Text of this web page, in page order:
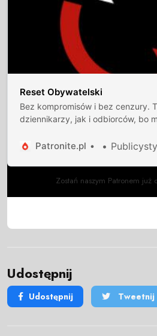
Reset Obywatelski
Bez kompromisów i bez cenzury.
dziennikarzy, jak i odbiorców, bo
dziennikarzami a odbiorcami.
Patronite.pl
Zostań naszym Patronem już
Udostępnij
Udostępnij Tweetnij